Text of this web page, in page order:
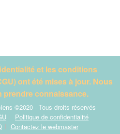
et les conditions
ont été mises à jour. Nous
prendre connaissance.
©2020 - Tous droits réservés
Politique de confidentialité
Contactez le webmaster